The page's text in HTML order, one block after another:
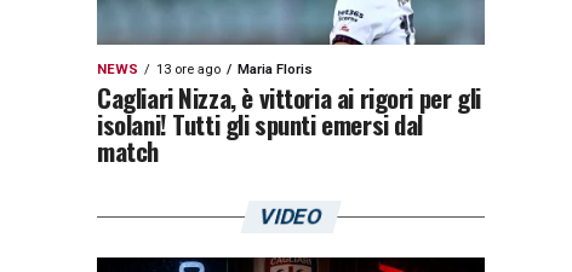
NEWS 13 ore ago Maria Floris
Cagliari Nizza, è vittoria ai rigori per gli
isolani! Tutti gli spunti emersi dal
match
VIDEO